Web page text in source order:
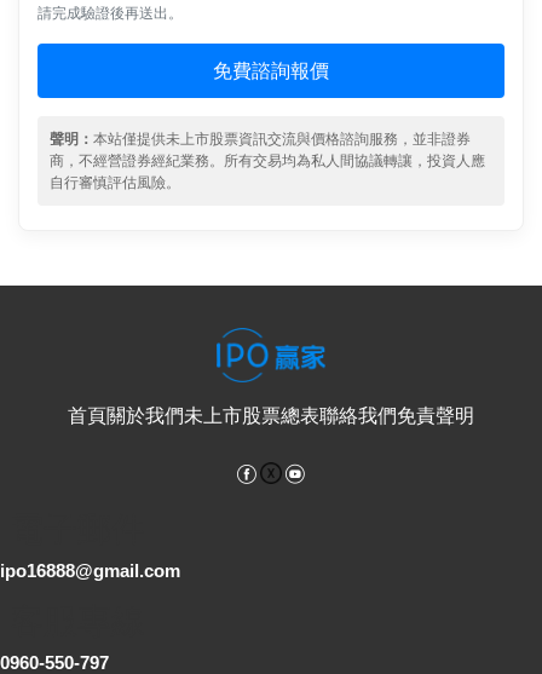
請完成驗證後再送出。
免費諮詢報價
聲明： 本站僅提供未上市股票資訊交流與價格諮詢服務，並非證券
商，不經營證券經紀業務。所有交易均為私人間協議轉讓，投資人應
自行審慎評估風險。
首頁關於我們未上市股票總表聯絡我們免責聲明
Facebook
ipo16888@gmail.com
0960-550-797